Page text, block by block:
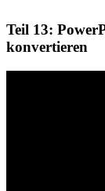
Teil 13:
konvertieren